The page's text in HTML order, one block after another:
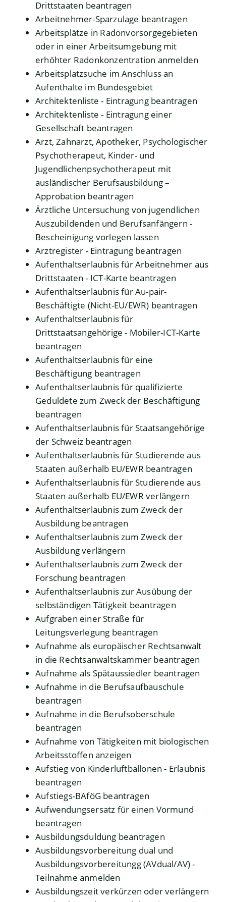
Drittstaaten beantragen
Arbeitnehmer-Sparzulage beantragen
Arbeitsplätze in Radonvorsorgegebieten
oder in einer Arbeitsumgebung mit
erhöhter Radonkonzentration anmelden
Arbeitsplatzsuche im Anschluss an
Aufenthalte im Bundesgebiet
Architektenliste - Eintragung beantragen
Architektenliste - Eintragung einer
Gesellschaft beantragen
Arzt, Zahnarzt, Apotheker, Psychologischer
Psychotherapeut, Kinder- und
Jugendlichenpsychotherapeut mit
ausländischer Berufsausbildung –
Approbation beantragen
Ärztliche Untersuchung von jugendlichen
Auszubildenden und Berufsanfängern -
Bescheinigung vorlegen lassen
Arztregister - Eintragung beantragen
Aufenthaltserlaubnis für Arbeitnehmer aus
Drittstaaten - ICT-Karte beantragen
Aufenthaltserlaubnis für Au-pair-
Beschäftigte (Nicht-EU/EWR) beantragen
Aufenthaltserlaubnis für
Drittstaatsangehörige - Mobiler-ICT-Karte
beantragen
Aufenthaltserlaubnis für eine
Beschäftigung beantragen
Aufenthaltserlaubnis für qualifizierte
Geduldete zum Zweck der Beschäftigung
beantragen
Aufenthaltserlaubnis für Staatsangehörige
der Schweiz beantragen
Aufenthaltserlaubnis für Studierende aus
Staaten außerhalb EU/EWR beantragen
Aufenthaltserlaubnis für Studierende aus
Staaten außerhalb EU/EWR verlängern
Aufenthaltserlaubnis zum Zweck der
Ausbildung beantragen
Aufenthaltserlaubnis zum Zweck der
Ausbildung verlängern
Aufenthaltserlaubnis zum Zweck der
Forschung beantragen
Aufenthaltserlaubnis zur Ausübung der
selbständigen Tätigkeit beantragen
Aufgraben einer Straße für
Leitungsverlegung beantragen
Aufnahme als europäischer Rechtsanwalt
in die Rechtsanwaltskammer beantragen
Aufnahme als Spätaussiedler beantragen
Aufnahme in die Berufsaufbauschule
beantragen
Aufnahme in die Berufsoberschule
beantragen
Aufnahme von Tätigkeiten mit biologischen
Arbeitsstoffen anzeigen
Aufstieg von Kinderluftballonen - Erlaubnis
beantragen
Aufstiegs-BAföG beantragen
Aufwendungsersatz für einen Vormund
beantragen
Ausbildungsduldung beantragen
Ausbildungsvorbereitung dual und
Ausbildungsvorbereitungg (AVdual/AV) -
Teilnahme anmelden
Ausbildungszeit verkürzen oder verlängern